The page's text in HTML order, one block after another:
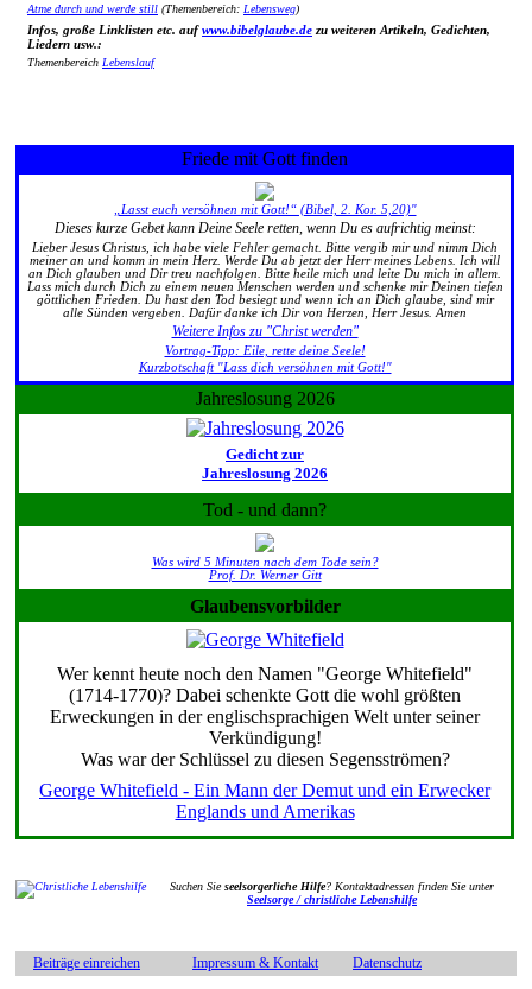
Atme durch und werde still (Themenbereich: Lebensweg)
Infos, große Linklisten etc. aufwww.bibelglaube.de zu weiteren Artikeln, Gedichten,
Liedern usw.:
Themenbereich Lebenslauf
Friede mit Gott finden
„Lasst euch versöhnen mit Gott!“ (Bibel, 2. Kor. 5,20)"
Dieses kurze Gebet kann Deine Seele retten, wenn Du es aufrichtig meinst:
Lieber Jesus Christus, ich habe viele Fehler gemacht. Bitte vergib mir und nimm Dich
meiner an und komm in mein Herz. Werde Du ab jetzt der Herr meines Lebens. Ich will
an Dich glauben und Dir treu nachfolgen. Bitte heile mich und leite Du mich in allem.
Lass mich durch Dich zu einem neuen Menschen werden und schenke mir Deinen tiefen
göttlichen Frieden. Du hast den Tod besiegt und wenn ich an Dich glaube, sind mir
alle Sünden vergeben. Dafür danke ich Dir von Herzen, Herr Jesus. Amen
Weitere Infos zu "Christ werden"
Vortrag-Tipp: Eile, rette deine Seele!
Kurzbotschaft "Lass dich versöhnen mit Gott!"
Jahreslosung 2026
Gedicht zur
Jahreslosung 2026
Tod - und dann?
Was wird 5 Minuten nach dem Tode sein?
Prof. Dr. Werner Gitt
Glaubensvorbilder
Wer kennt heute noch den Namen "George Whitefield"
(1714-1770)? Dabei schenkte Gott die wohl größten
Erweckungen in der englischsprachigen Welt unter seiner
Verkündigung!
Was war der Schlüssel zu diesen Segensströmen?
George Whitefield - Ein Mann der Demut und ein Erwecker
Englands und Amerikas
Suchen Sieseelsorgerliche Hilfe? Kontaktadressen finden Sie unter
Seelsorge / christliche Lebenshilfe
Beiträge einreichen Impressum & Kontakt Datenschutz